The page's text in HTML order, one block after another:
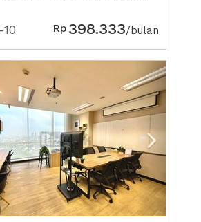
Rp 398.333/bulan
Next2